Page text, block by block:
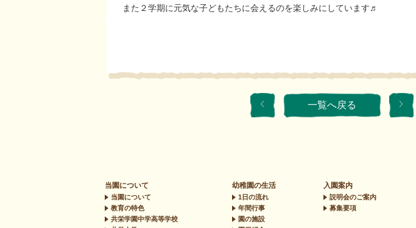
また２学期に元気な子どもたちに会えるのを楽しみにしています♬
一覧へ戻る
当園について
当園について
教育の特色
共栄学園中学高等学校
幼稚園の生活
1日の流れ
年間行事
園の施設
入園案内
説明会のご案内
募集要項